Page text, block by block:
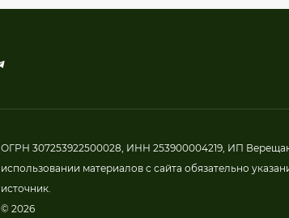
ОГРН 307253922500028, ИНН 253900004219, ИП
использовании материалов с сайта обязательно
источник.
© 2026